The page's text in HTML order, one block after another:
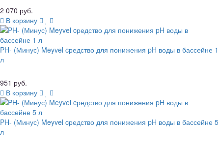
2 070 руб.
В корзину
PH- (Минус) Meyvel cредство для понижения pH воды в бассейне 1
л
951 руб.
В корзину
PH- (Минус) Meyvel cредство для понижения pH воды в бассейне 5
л